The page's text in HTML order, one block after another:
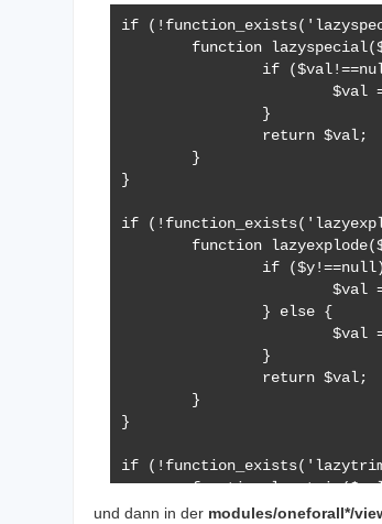
if
}
if
}
if
	function lazytrim($val) {
		if ($val!==null) {
und dann in der modules/oneforall*/